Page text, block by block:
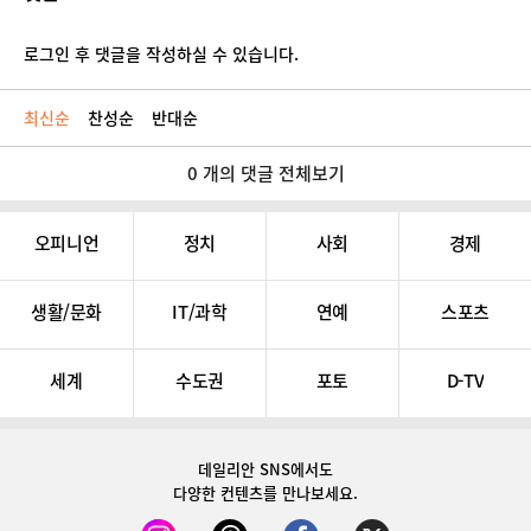
로그인 후 댓글을 작성하실 수 있습니다.
최신순 찬성순 반대순
0 개의 댓글 전체보기
오피니언 정치 사회 경제
생활/문화 IT/과학 연예 스포츠
세계 수도권 포토 D-TV
데일리안 SNS에서도
다양한 컨텐츠를 만나보세요.